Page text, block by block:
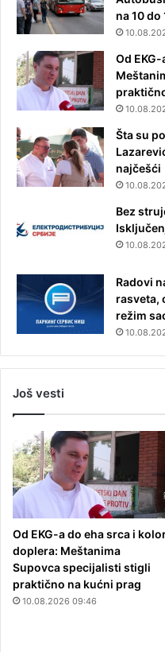
na 10
Od
Šta su
najčešći
Bez
Radovi
rasveta,
režim
Još vesti
Od EKG-a do eha srca i
doplera: Meštanima
Supovca specijalisti stigli
praktično na kućni prag
10.08.2026 09:46